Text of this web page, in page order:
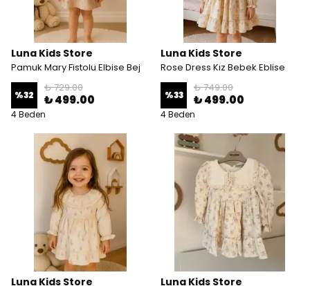
Luna Kids Store
Pamuk Mary Fistolu Elbise Bej
%32
₺ 729.00
₺ 499.00
4 Beden
Luna Kids Store
Rose Dress Kız Bebek Eblise
%33
₺ 749.00
₺ 499.00
4 Beden
Luna Kids Store Luna Kids Store